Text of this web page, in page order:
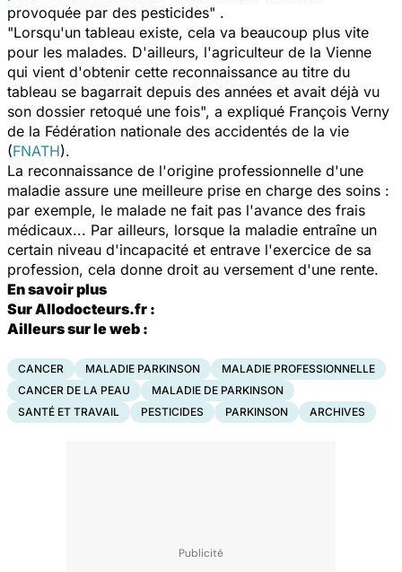
provoquée par des pesticides" .
"Lorsqu'un tableau existe, cela va beaucoup plus vite
pour les malades. D'ailleurs, l'agriculteur de la Vienne
qui vient d'obtenir cette reconnaissance au titre du
tableau se bagarrait depuis des années et avait déjà vu
son dossier retoqué une fois", a expliqué François Verny
de la Fédération nationale des accidentés de la vie
(FNATH).
La reconnaissance de l'origine professionnelle d'une
maladie assure une meilleure prise en charge des soins :
par exemple, le malade ne fait pas l'avance des frais
médicaux... Par ailleurs, lorsque la maladie entraîne un
certain niveau d'incapacité et entrave l'exercice de sa
profession, cela donne droit au versement d'une rente.
En savoir plus
Sur Allodocteurs.fr :
Ailleurs sur le web :
CANCER MALADIE PARKINSON
MALADIE PROFESSIONNELLE
CANCER DE LA PEAU
MALADIE DE PARKINSON
SANTÉ ET TRAVAIL
PESTICIDES PARKINSON ARCHIVES